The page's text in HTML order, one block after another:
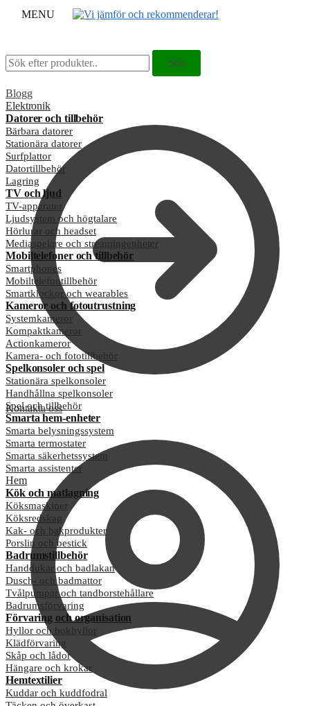
MENU
Sök
efter:
Sök
Blogg
Kontakta oss
Sök
efter:
Sök
Elektronik
Datorer och tillbehör
Bärbara datorer
Stationära datorer
Surfplattor
Datortillbehör
Lagring
TV och ljud
TV-apparater
Ljudsystem och högtalare
Hörlurar och headset
Mediaspelare och streamingenheter
Mobiltelefoner och tillbehör
Smartphones
Mobiltelefontillbehör
Smartklockor och wearables
Kameror och fotoutrustning
Systemkameror
Kompaktkameror
Actionkameror
Kamera- och fototillbehör
Spelkonsoler och spel
Stationära spelkonsoler
Handhållna spelkonsoler
Spel och tillbehör
Smarta hem-enheter
Smarta belysningssystem
Smarta termostater
Smarta säkerhetssystem
Smarta assistenter
Hem
Kök och matlagning
Köksmaskiner
Köksredskap
Kak- och bakprodukter
Porslin och bestick
Badrumstillbehör
Handdukar och badlakan
Dusch- och badmattor
Tvålpumpar och tandborstehållare
Badrumsförvaring
Förvaring och organisation
Hyllor och bokhyllor
Klädförvaring
Skåp och lådor
Hängare och krokar
Hemtextilier
Kuddar och kuddfodral